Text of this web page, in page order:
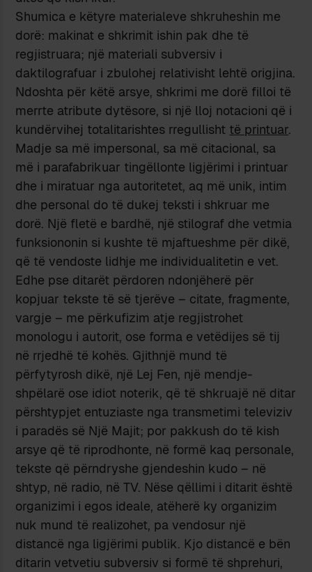
Shumica e këtyre materialeve shkruheshin me
dorë: makinat e shkrimit ishin pak dhe të
regjistruara; një materiali subversiv i
daktilografuar i zbulohej relativisht lehtë origjina.
Ndoshta për këtë arsye, shkrimi me dorë filloi të
merrte atribute dytësore, si një lloj notacioni që i
kundërvihej totalitarishtes rregullisht të printuar.
Madje sa më impersonal, sa më citacional, sa
më i parafabrikuar tingëllonte ligjërimi i printuar
dhe i miratuar nga autoritetet, aq më unik, intim
dhe personal do të dukej teksti i shkruar me
dorë. Një fletë e bardhë, një stilograf dhe vetmia
funksiononin si kushte të mjaftueshme për dikë,
që të vendoste lidhje me individualitetin e vet.
Edhe pse ditarët përdoren ndonjëherë për
kopjuar tekste të së tjerëve – citate, fragmente,
vargje – me përkufizim atje regjistrohet
monologu i autorit, ose forma e vetëdijes së tij
në rrjedhë të kohës. Gjithnjë mund të
përfytyrosh dikë, një Lej Fen, një mendje-
shpëlarë ose idiot noterik, që të shkruajë në ditar
përshtypjet entuziaste nga transmetimi televiziv
i paradës së Një Majit; por pakkush do të kish
arsye që të riprodhonte, në formë kaq personale,
tekste që përndryshe gjendeshin kudo – në
shtyp, në radio, në TV. Nëse qëllimi i ditarit është
organizimi i egos ideale, atëherë ky organizim
nuk mund të realizohet, pa vendosur një
distancë nga ligjërimi publik. Kjo distancë e bën
ditarin vetvetiu subversiv si formë të shprehuri,